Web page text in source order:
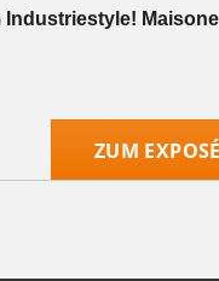
ZUM EXPOSÉ